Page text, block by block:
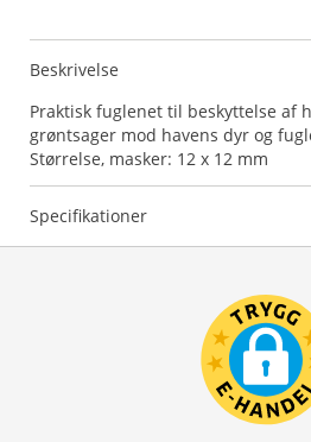
Beskrivelse
Praktisk fuglenet til beskyttelse af
grøntsager mod havens dyr og
Størrelse, masker: 12 x 12 mm
Specifikationer